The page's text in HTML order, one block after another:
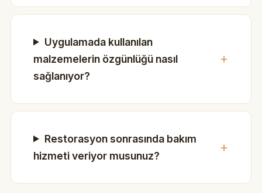
Uygulamada kullanılan
malzemelerin özgünlüğü nasıl
sağlanıyor?
Restorasyon sonrasında bakım
hizmeti veriyor musunuz?